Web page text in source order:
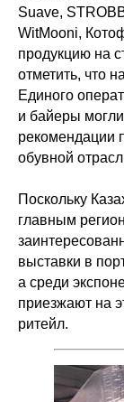
Suave,
WitMooni,
продукцию на
отметить, что
Единого
и байеры
рекомендации
обувной
Поскольку
главным
выставки в
а среди
приезжают на
ритейл.